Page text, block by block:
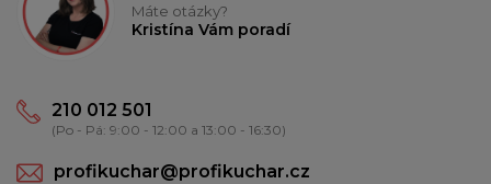
Máte otázky?
Kristína Vám poradí
210 012 501
(Po - Pá: 9:00 - 12:00 a 13:00 - 16:30)
profikuchar@profikuchar.cz